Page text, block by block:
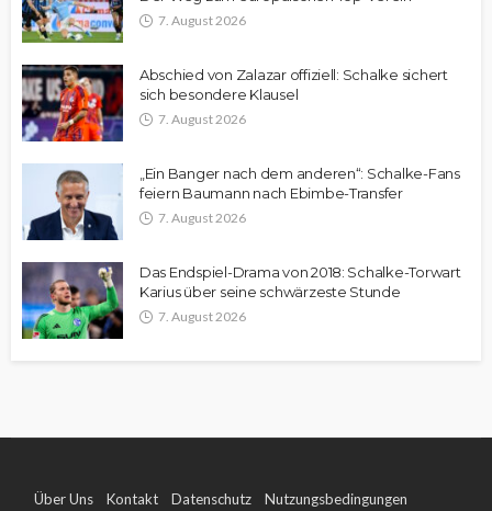
7. August 2026
Abschied von Zalazar offiziell: Schalke sichert
sich besondere Klausel
7. August 2026
„Ein Banger nach dem anderen“: Schalke-Fans
feiern Baumann nach Ebimbe-Transfer
7. August 2026
Das Endspiel-Drama von 2018: Schalke-Torwart
Karius über seine schwärzeste Stunde
7. August 2026
Über Uns Kontakt Datenschutz Nutzungsbedingungen